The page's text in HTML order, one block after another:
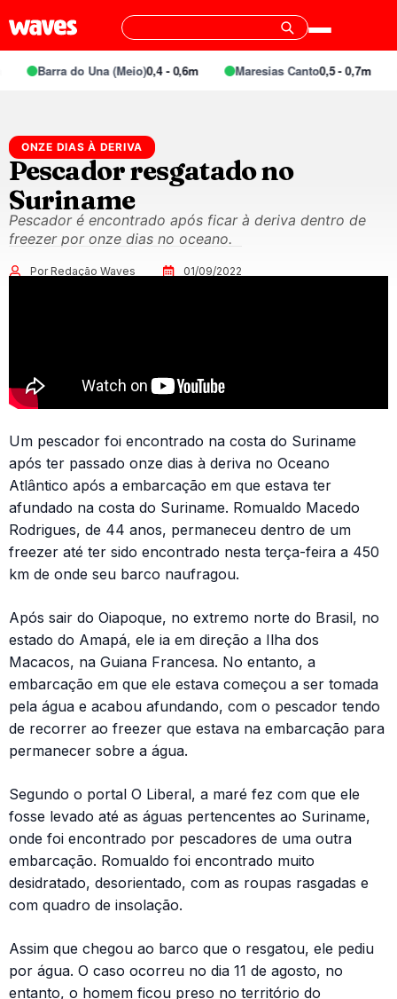
Barra do Una (Meio)0,4 - 0,6m Maresias Canto0,5 - 0,7m
ONZE DIAS À DERIVA
Pescador resgatado no
Suriname
Pescador é encontrado após ficar à deriva dentro de
freezer por onze dias no oceano.
Por Redação Waves 01/09/2022
Um pescador foi encontrado na costa do Suriname
após ter passado onze dias à deriva no Oceano
Atlântico após a embarcação em que estava ter
afundado na costa do Suriname. Romualdo Macedo
Rodrigues, de 44 anos, permaneceu dentro de um
freezer até ter sido encontrado nesta terça-feira a 450
km de onde seu barco naufragou.
Após sair do Oiapoque, no extremo norte do Brasil, no
estado do Amapá, ele ia em direção a Ilha dos
Macacos, na Guiana Francesa. No entanto, a
embarcação em que ele estava começou a ser tomada
pela água e acabou afundando, com o pescador tendo
de recorrer ao freezer que estava na embarcação para
permanecer sobre a água.
Segundo o portal O Liberal, a maré fez com que ele
fosse levado até as águas pertencentes ao Suriname,
onde foi encontrado por pescadores de uma outra
embarcação. Romualdo foi encontrado muito
desidratado, desorientado, com as roupas rasgadas e
com quadro de insolação.
Assim que chegou ao barco que o resgatou, ele pediu
por água. O caso ocorreu no dia 11 de agosto, no
entanto, o homem ficou preso no território do